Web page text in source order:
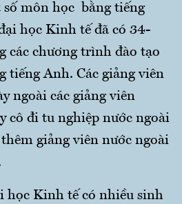
môn học bằng tiếng
học Kinh tế đã có 34-
các chương trình đào tạo
tiếng Anh. Các giảng viên
ngoài các giảng viên
cô đi tu nghiệp nước ngoài
giảng viên nước ngoài
học Kinh tế có nhiều sinh